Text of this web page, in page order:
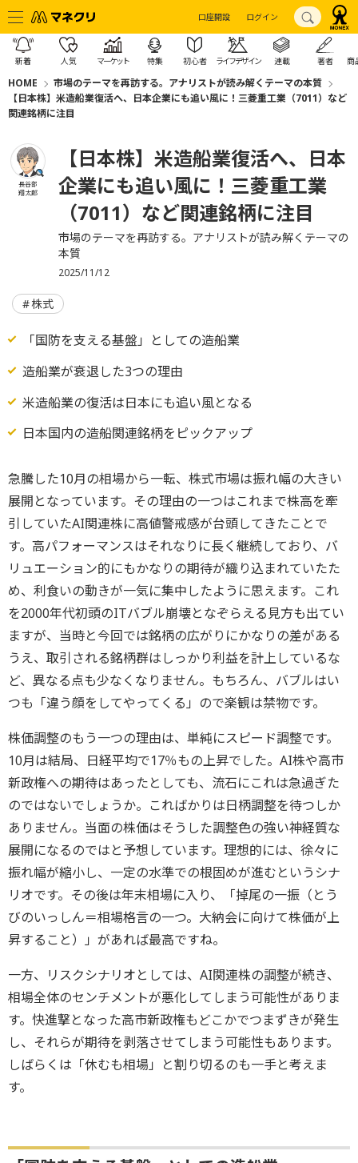
口座開設 ログイン
新着 人気 マーケット 特集 初心者 ライフデザイン 連載 著者 商
HOME
市場のテーマを再訪する。アナリストが読み解くテーマの本質
【日本株】米造船業復活へ、日本企業にも追い風に！三菱重工業（7011）など
関連銘柄に注目
長谷部
翔太郎
【日本株】米造船業復活へ、日本
企業にも追い風に！三菱重工業
（7011）など関連銘柄に注目
市場のテーマを再訪する。アナリストが読み解くテーマの
本質
2025/11/12
株式
「国防を支える基盤」としての造船業
造船業が衰退した3つの理由
米造船業の復活は日本にも追い風となる
日本国内の造船関連銘柄をピックアップ
急騰した10月の相場から一転、株式市場は振れ幅の大きい
展開となっています。その理由の一つはこれまで株高を牽
引していたAI関連株に高値警戒感が台頭してきたことで
す。高パフォーマンスはそれなりに長く継続しており、バ
リュエーション的にもかなりの期待が織り込まれていたた
め、利食いの動きが一気に集中したように思えます。これ
を2000年代初頭のITバブル崩壊となぞらえる見方も出てい
ますが、当時と今回では銘柄の広がりにかなりの差がある
うえ、取引される銘柄群はしっかり利益を計上しているな
ど、異なる点も少なくなりません。もちろん、バブルはい
つも「違う顔をしてやってくる」ので楽観は禁物です。
株価調整のもう一つの理由は、単純にスピード調整です。
10月は結局、日経平均で17％もの上昇でした。AI株や高市
新政権への期待はあったとしても、流石にこれは急過ぎた
のではないでしょうか。こればかりは日柄調整を待つしか
ありません。当面の株価はそうした調整色の強い神経質な
展開になるのではと予想しています。理想的には、徐々に
振れ幅が縮小し、一定の水準での根固めが進むというシナ
リオです。その後は年末相場に入り、「掉尾の一振（とう
びのいっしん＝相場格言の一つ。大納会に向けて株価が上
昇すること）」があれば最高ですね。
一方、リスクシナリオとしては、AI関連株の調整が続き、
相場全体のセンチメントが悪化してしまう可能性がありま
す。快進撃となった高市新政権もどこかでつまずきが発生
し、それらが期待を剥落させてしまう可能性もあります。
しばらくは「休むも相場」と割り切るのも一手と考えま
す。